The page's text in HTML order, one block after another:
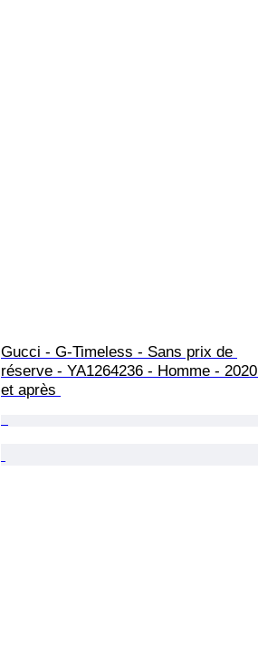
Gucci - G-Timeless - Sans prix de
réserve - YA1264236 - Homme - 2020
et après